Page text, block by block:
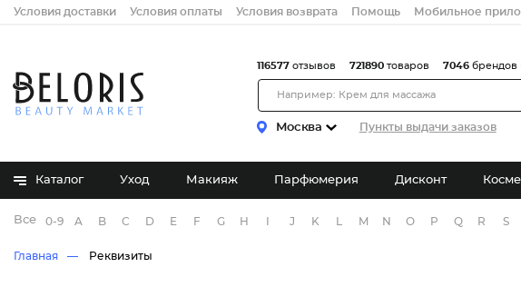
Условия доставки Условия оплаты Условия возврата Помощь Мобильное
Москва Пункты выдачи заказов
116577 отзывов 721890 товаров 7046 брендов
Каталог Уход Макияж Парфюмерия Дисконт
Все бренды
0-9 A B C D E F G H J K M N O P Q R S
Главная Реквизиты